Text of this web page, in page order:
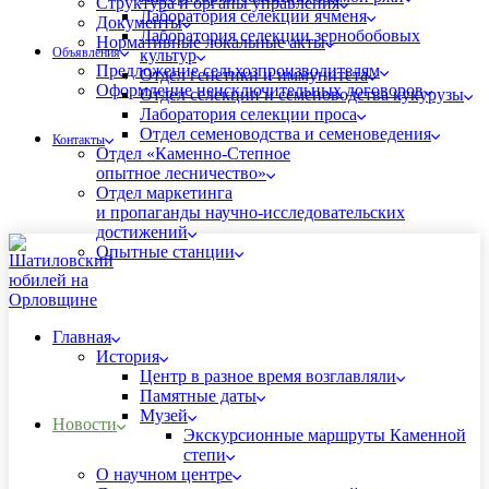
Лаборатория селекции ячменя
Лаборатория селекции зернобобовых
культур
Отдел генетики и иммунитета
Отдел селекции и семеноводства кукурузы
Лаборатория селекции проса
Отдел семеноводства и семеноведения
Отдел «Каменно-Степное
опытное лесничество»
Отдел маркетинга
и пропаганды научно-исследовательских
достижений
Опытные станции
Документы
Нормативные локальные акты
Объявления
Предложение сельхозпроизводителям
Оформление неисключительных договоров
Контакты
Главная
История
Центр в разное время возглавляли
Памятные даты
Музей
Экскурсионные маршруты Каменной
степи
О научном центре
Новости